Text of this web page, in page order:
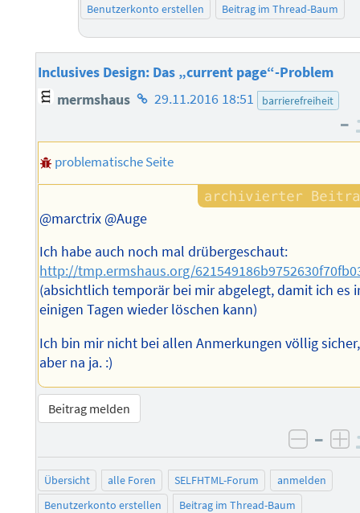
Benutzerkonto erstellen
Beitrag im Thread-Baum
Inclusives Design: Das „current page“-Problem
mermshaus Homepage
Autors
29.11.2016 18:51 barrierefreiheit
–
problematische Seite
@marctrix @Auge
Ich habe auch noch mal drübergeschaut:
http://tmp.ermshaus.org/
(absichtlich temporär bei mir abgelegt, damit ich es
einigen Tagen wieder löschen kann)
Ich bin mir nicht bei allen Anmerkungen völlig sicher,
aber na ja. :)
Beitrag melden
–
Übersicht alle Foren SELFHTML-Forum
anmelden
Benutzerkonto erstellen
Beitrag im Thread-Baum